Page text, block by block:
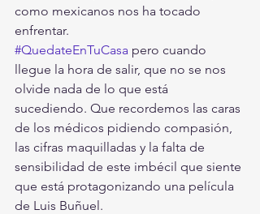
como mexicanos nos ha tocado
enfrentar.
#QuedateEnTuCasa pero cuando
llegue la hora de salir, que no se nos
olvide nada de lo que está
sucediendo. Que recordemos las caras
de los médicos pidiendo compasión,
las cifras maquilladas y la falta de
sensibilidad de este imbécil que siente
que está protagonizando una película
de Luis Buñuel.